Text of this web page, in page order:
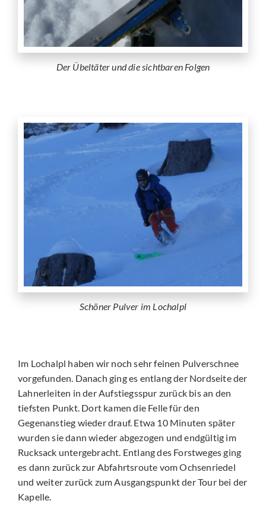
Der Übeltäter und die sichtbaren Folgen
Schöner Pulver im Lochalpl
Im Lochalpl haben wir noch sehr feinen Pulverschnee
vorgefunden. Danach ging es entlang der Nordseite der
Lahnerleiten in der Aufstiegsspur zurück bis an den
tiefsten Punkt. Dort kamen die Felle für den
Gegenanstieg wieder drauf. Etwa 10 Minuten später
wurden sie dann wieder abgezogen und endgültig im
Rucksack untergebracht. Entlang des Forstweges ging
es dann zurück zur Abfahrtsroute vom Ochsenriedel
und weiter zurück zum Ausgangspunkt der Tour bei der
Kapelle.